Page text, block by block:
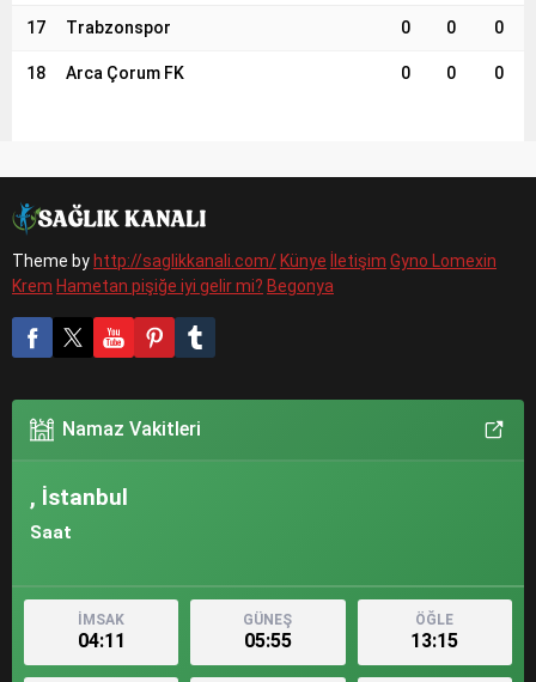
17 Trabzonspor 0 0 0
18 Arca Çorum FK 0 0 0
Theme by http://saglikkanali.com/ Künye İletişim Gyno Lomexin
Krem Hametan pişiğe iyi gelir mi? Begonya
Namaz Vakitleri
, İstanbul
Saat
İMSAK
04:11
GÜNEŞ
05:55
ÖĞLE
13:15